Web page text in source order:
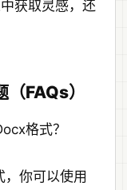
获取灵感，还
FAQs）
格式？
你可以使用